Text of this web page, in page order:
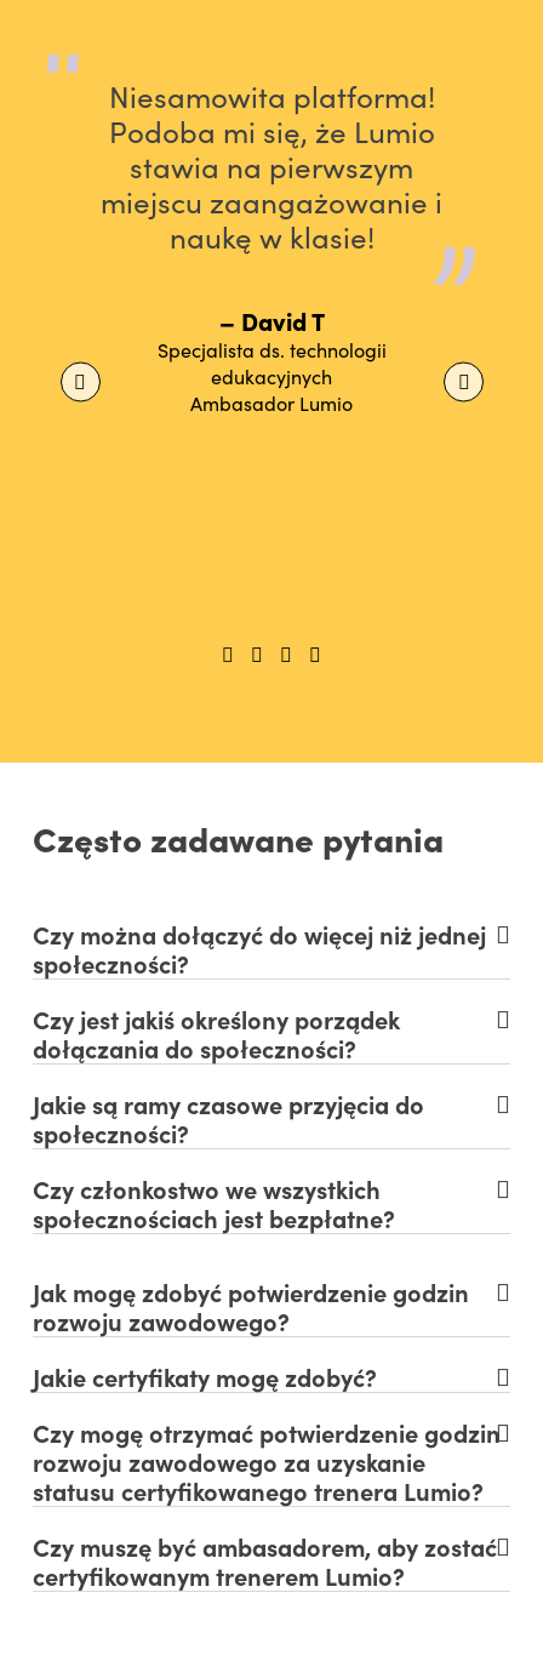
Niesamowita platforma!
Podoba mi się, że Lumio
stawia na pierwszym
miejscu zaangażowanie i
naukę w klasie!
– David T
Specjalista ds. technologii
edukacyjnych
Ambasador Lumio
Często zadawane pytania
Czy można dołączyć do więcej niż jednej
społeczności?
Czy jest jakiś określony porządek
dołączania do społeczności?
Jakie są ramy czasowe przyjęcia do
społeczności?
Czy członkostwo we wszystkich
społecznościach jest bezpłatne?
Jak mogę zdobyć potwierdzenie godzin
rozwoju zawodowego?
Jakie certyfikaty mogę zdobyć?
Czy mogę otrzymać potwierdzenie godzin
rozwoju zawodowego za uzyskanie
statusu certyfikowanego trenera Lumio?
Czy muszę być ambasadorem, aby zostać
certyfikowanym trenerem Lumio?